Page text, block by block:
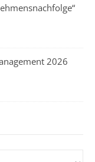
2026